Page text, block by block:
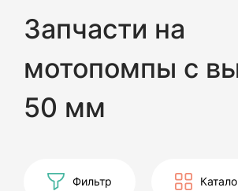
Запчасти на
мотопомпы с
50 мм
Фильтр